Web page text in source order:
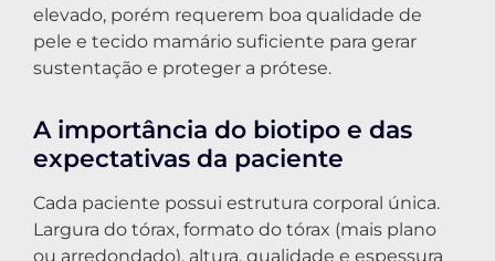
elevado, porém requerem boa qualidade de
pele e tecido mamário suficiente para gerar
sustentação e proteger a prótese.
A importância do biotipo e das
expectativas da paciente
Cada paciente possui estrutura corporal única.
Largura do tórax, formato do tórax (mais plano
ou arredondado), altura, qualidade e espessura